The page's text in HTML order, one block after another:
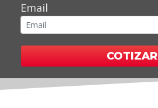
Email
COTIZAR